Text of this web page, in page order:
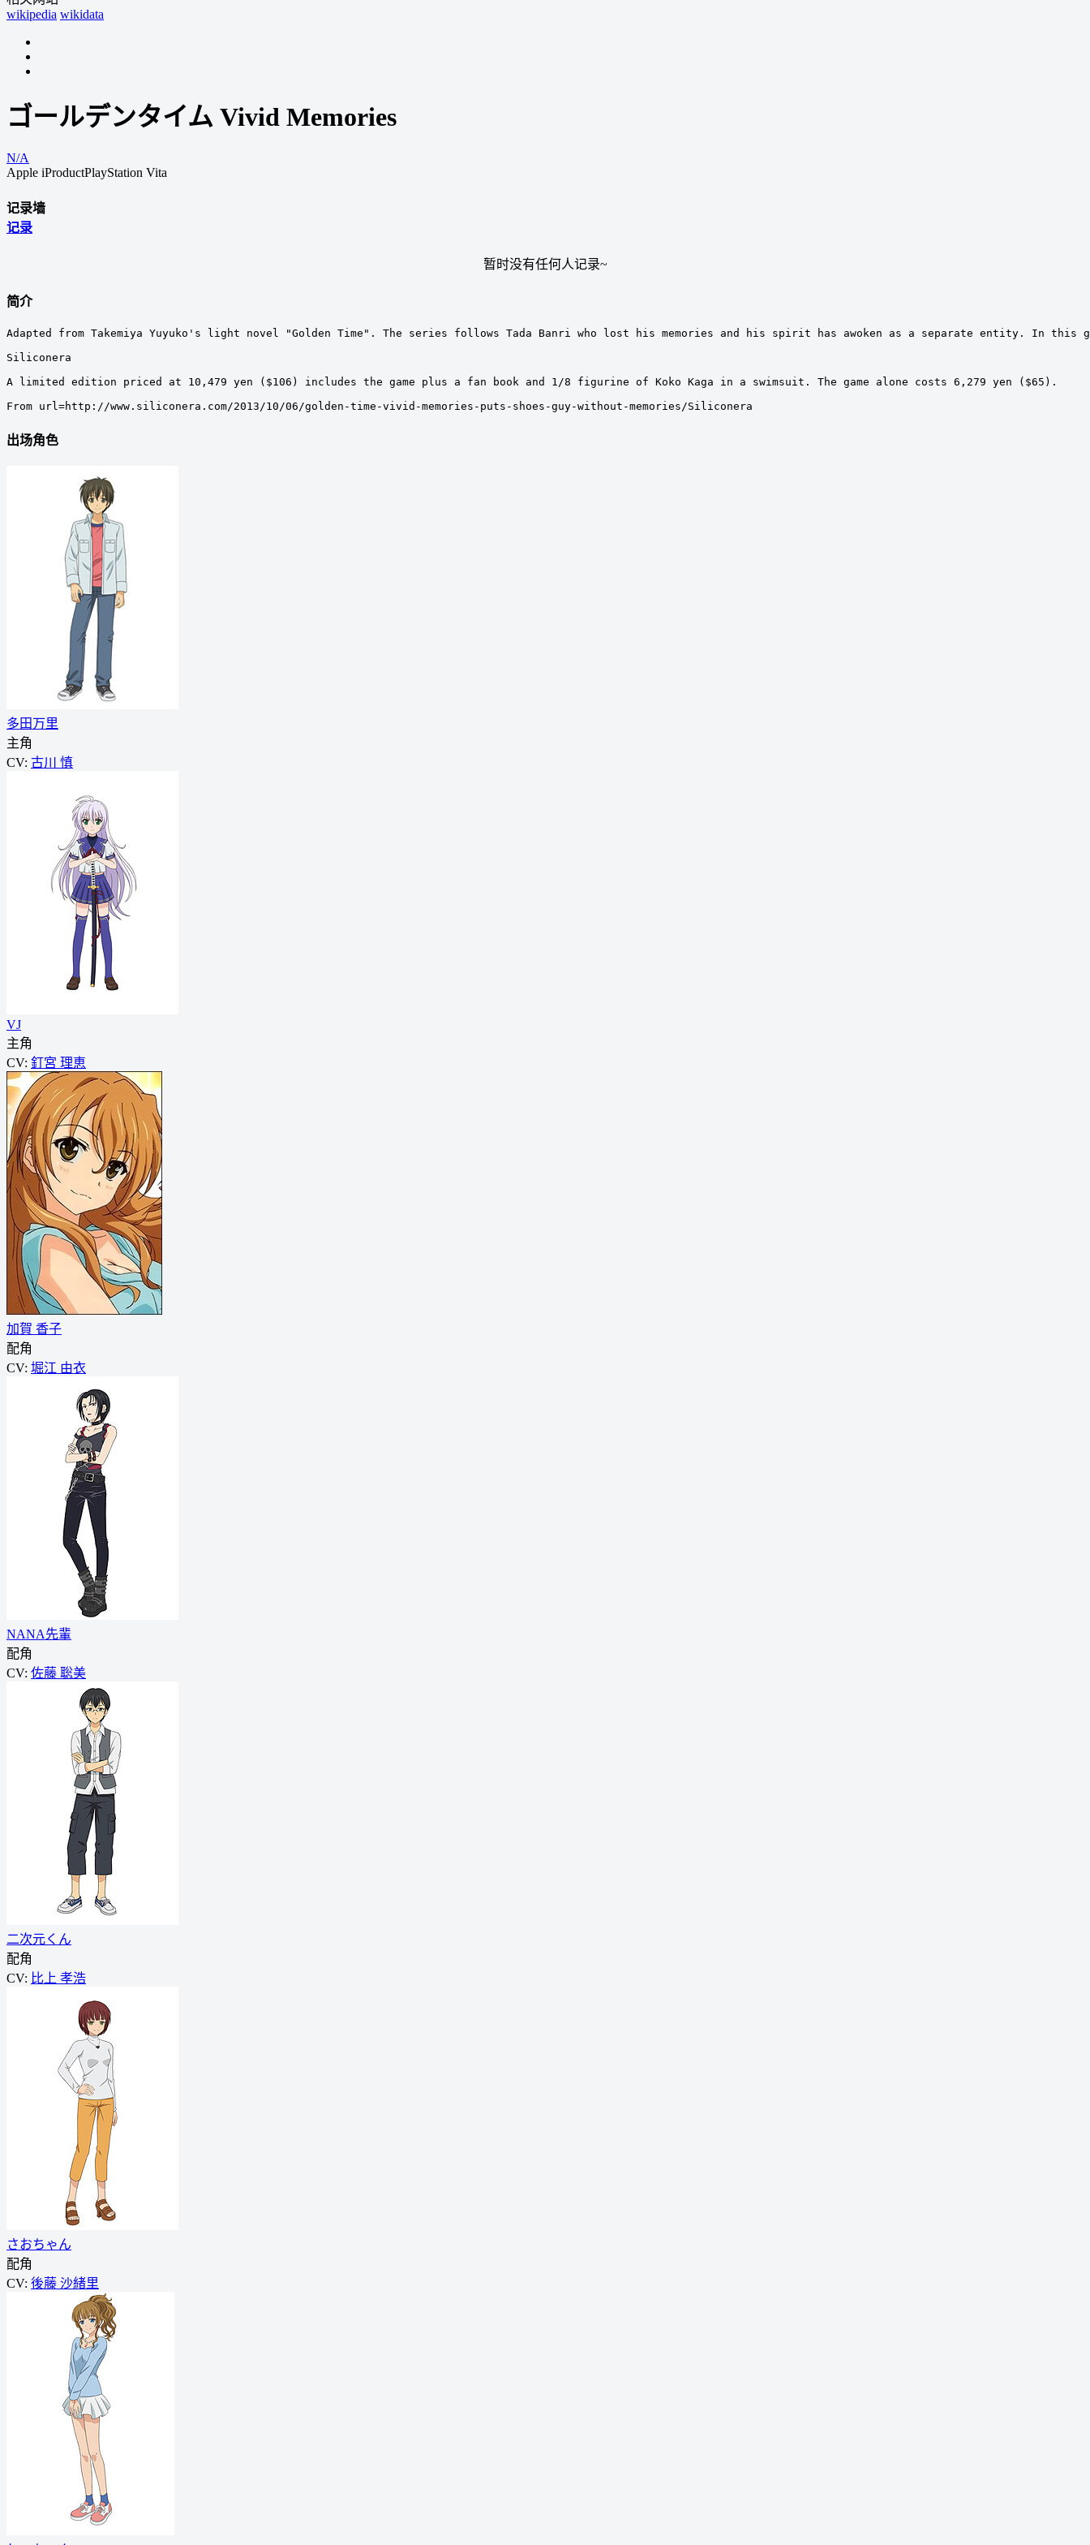
wikipedia wikidata
ゴールデンタイム Vivid Memories
N/A
Apple iProductPlayStation Vita
记录墙
记录
暂时没有任何人记录~
简介
Adapted from Takemiya Yuyuko's light novel "Golden Time". The series follows Tada Banri who lost his memories and his spirit has awoken as a separate entity. In this
Siliconera
A limited edition priced at 10,479 yen ($106) includes the game plus a fan book and 1/8 figurine of Koko Kaga in a swimsuit. The game alone costs 6,279 yen ($65).
From url=http://www.siliconera.com/2013/10/06/golden-time-vivid-memories-puts-shoes-guy-without-memories/Siliconera
出场角色
多田万里
主角
CV: 古川 慎
VJ
主角
CV: 釘宮 理恵
加賀 香子
配角
CV: 堀江 由衣
NANA先輩
配角
CV: 佐藤 聡美
二次元くん
配角
CV: 比上 孝浩
さおちゃん
配角
CV: 後藤 沙緒里